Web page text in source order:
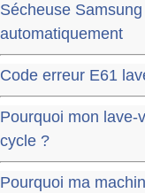
Sécheuse
automatiquement
Code erreur E61
Pourquoi mon lave-
cycle ?
Pourquoi ma